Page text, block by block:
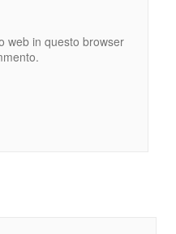
web in questo browser